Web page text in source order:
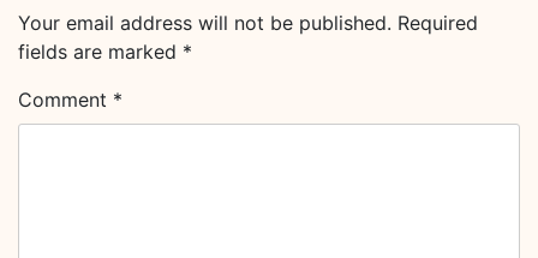
Your email address will not be published. Required
fields are marked *
Comment *